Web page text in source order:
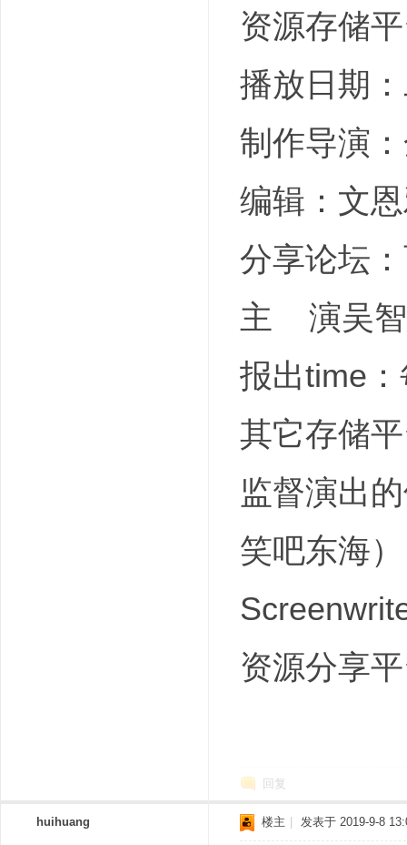
资源存储
播放日期
制作导演
编辑：文
分享论坛
主 演吴智
报出time
其它存储
监督演出
笑吧东海）
资源分享
回复
huihuang 楼主 发表于 2019-9-8